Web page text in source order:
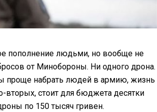
пополнение людьми, но вообще не
от Минобороны. Ни одного дрона.
проще набрать людей в армию, жизнь
вторых, стоит для бюджета десятки
по 150 тысяч гривен.